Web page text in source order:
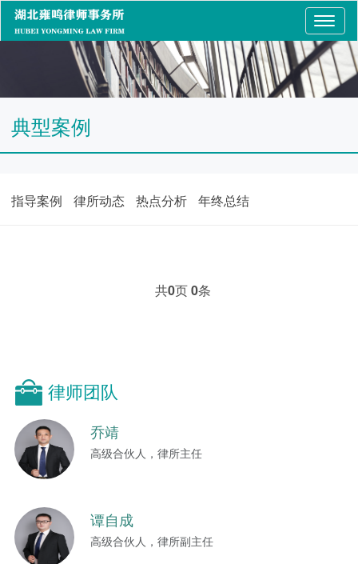
Toggle
navigation
典型案例
指导案例 律所动态 热点分析 年终总结
共0页0条
律师团队
乔靖
高级合伙人，律所主任
谭自成
高级合伙人，律所副主任